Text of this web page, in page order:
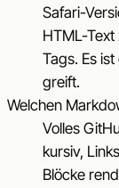
Safari-
HTML-
Tags. Es
greift.
Welchen
Volles
kursiv,
Blöcke